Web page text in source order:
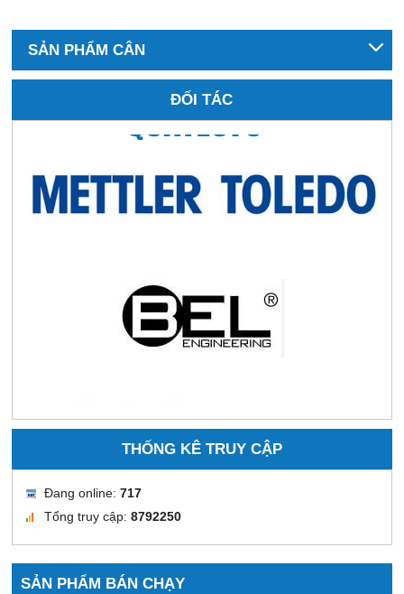
SẢN PHẨM CÂN
ĐỐI TÁC
THỐNG KÊ TRUY CẬP
Đang online:717
Tổng truy cập:8792250
SẢN PHẨM BÁN CHẠY